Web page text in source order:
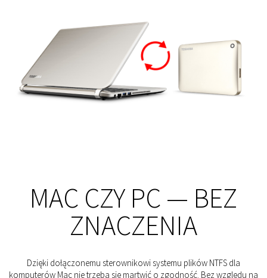
MAC CZY PC — BEZ
ZNACZENIA
Dzięki dołączonemu sterownikowi systemu plików NTFS dla
komputerów Mac nie trzeba się martwić o zgodność. Bez względu na